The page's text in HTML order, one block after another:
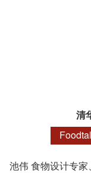
清
池伟 食物设计专